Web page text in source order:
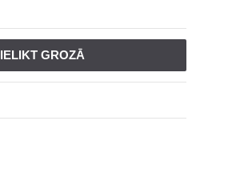
IELIKT GROZĀ